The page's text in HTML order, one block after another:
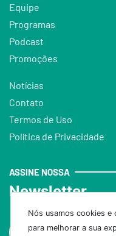
Nós usamos cookies e
para melhorar a sua
Equipe
Programas
Podcast
Promoções
Notícias
Contato
Termos de Uso
Política de Privacidade
ASSINE NOSSA
Newsletter